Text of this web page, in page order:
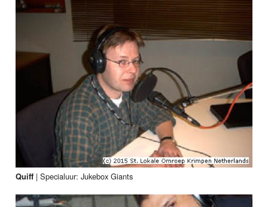
Quiff |Specialuur: Jukebox Giants